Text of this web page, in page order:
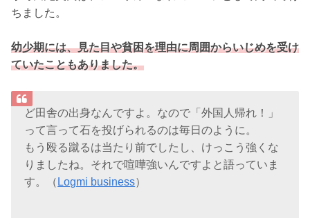
ちました。
幼少期には、見た目や貧困を理由に周囲からいじめを受け
ていたこともありました。
ど田舎の出身なんですよ。なので「外国人帰れ！」
って言って石を投げられるのは毎日のように。
もう殴る蹴るは当たり前でしたし、けっこう強くな
りましたね。それで喧嘩強いんですよと語っていま
す。（ Logmi business）